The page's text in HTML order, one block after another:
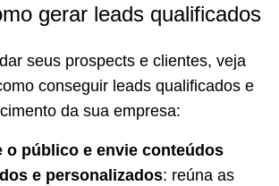
gerar leads qualificados
seus prospects e clientes, veja
conseguir leads qualificados e
da sua empresa:
o público e envie conteúdos
e personalizados: reúna as